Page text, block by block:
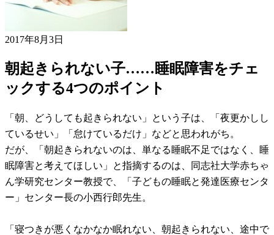
2017年8月3日
朝起きられない子……睡眠障害をチェ
ックする4つのポイント
「朝、どうしても起きられない」という子は、「夜更かしし
ているせい」「怠けているだけ」などと思われがち。
だが、「朝起きられないのは、単なる睡眠不足ではなく、睡
眠障害と考えてほしい」と指摘するのは、同志社大学赤ちゃ
ん学研究センター教授で、「子どもの睡眠と発達医療センタ
ー」センター長の小西行郎先生。
「寝つきが悪くなかなか眠れない、朝起きられない、途中で